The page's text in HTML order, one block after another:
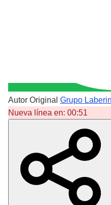
Autor Original Grupo
Nueva línea en: 00:51